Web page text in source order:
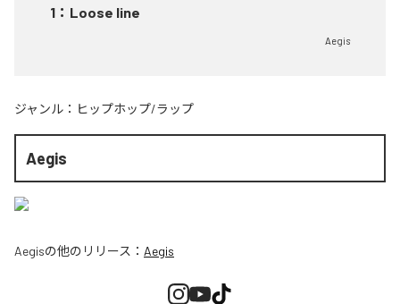
1 ： Loose line
Aegis
ジャンル： ヒップホップ/ラップ
Aegis
Aegisの他のリリース： Aegis